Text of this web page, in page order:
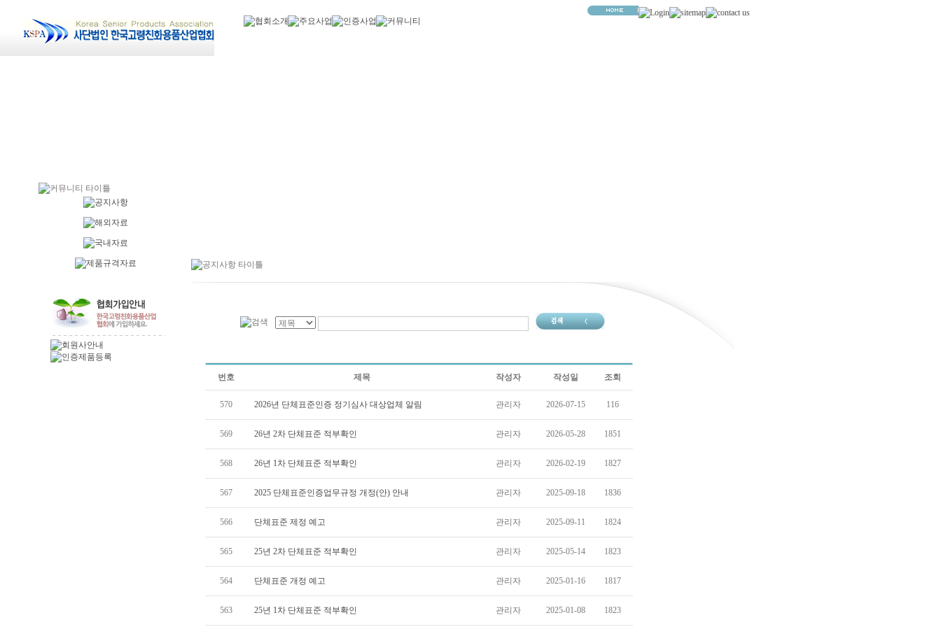
번호 제목 작성자 작성일 조회
570 2026년 단체표준인증 정기심사 대상업체 알림 관리자 2026-07-15 116
569 26년 2차 단체표준 적부확인 관리자 2026-05-28 1851
568 26년 1차 단체표준 적부확인 관리자 2026-02-19 1827
567 2025 단체표준인증업무규정 개정(안) 안내 관리자 2025-09-18 1836
566 단체표준 제정 예고 관리자 2025-09-11 1824
565 25년 2차 단체표준 적부확인 관리자 2025-05-14 1823
564 단체표준 개정 예고 관리자 2025-01-16 1817
563 25년 1차 단체표준 적부확인 관리자 2025-01-08 1823